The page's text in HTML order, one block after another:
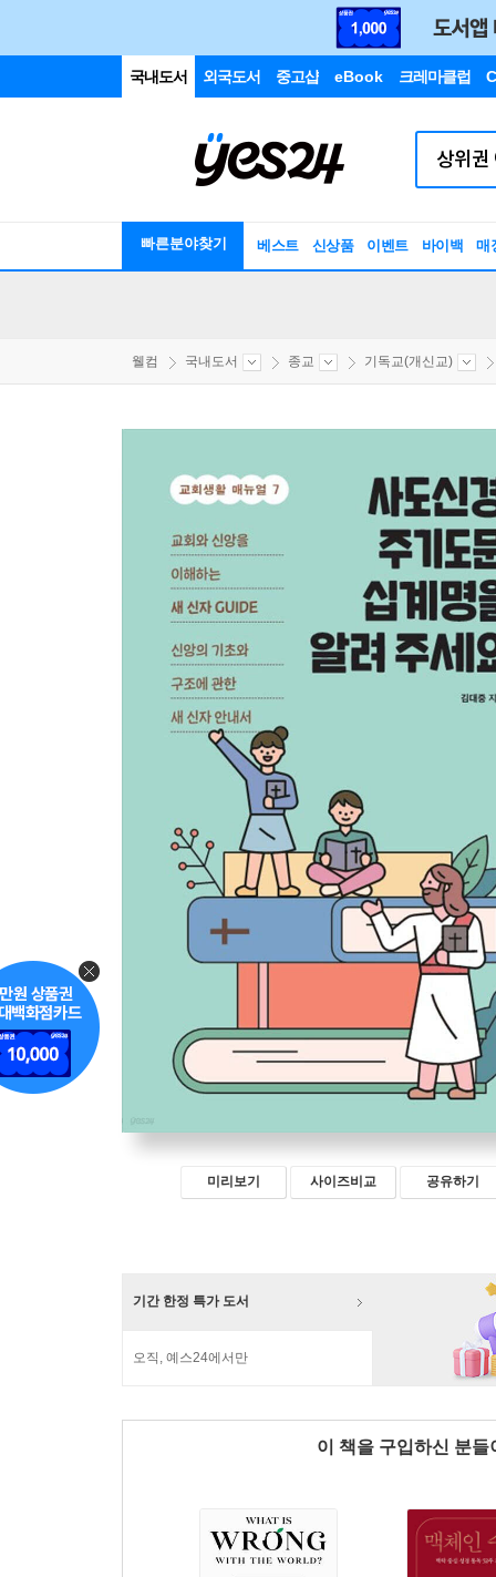
국내도서 외국도서 중고샵 eBook 크레마클럽
빠른분야찾기 베스트 신상품 이벤트 바이백 매
웰컴 국내도서 종교 기독교(개신교)
미리보기 사이즈비교 공유하기
기간 한정 특가 도서
오직, 예스24에서만
이 책을 구입하신 분